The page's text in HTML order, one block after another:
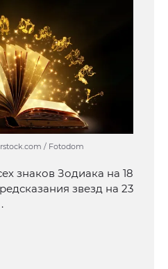
/ Fotodom
знаков Зодиака на 18
звезд на 23